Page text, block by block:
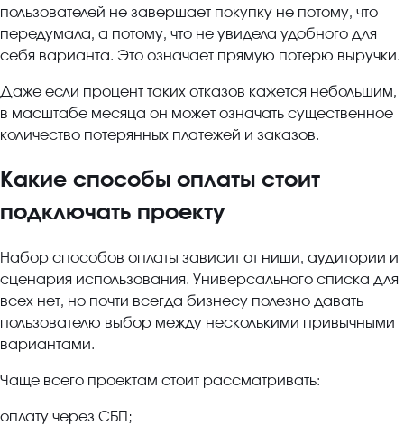
пользователей не завершает покупку не потому, что
передумала, а потому, что не увидела удобного для
себя варианта. Это означает прямую потерю выручки.
Даже если процент таких отказов кажется небольшим,
в масштабе месяца он может означать существенное
количество потерянных платежей и заказов.
Какие способы оплаты стоит
подключать проекту
Набор способов оплаты зависит от ниши, аудитории и
сценария использования. Универсального списка для
всех нет, но почти всегда бизнесу полезно давать
пользователю выбор между несколькими привычными
вариантами.
Чаще всего проектам стоит рассматривать:
оплату через СБП;